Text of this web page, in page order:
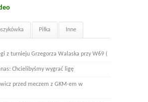
Piłka Inne
z turnieju Grzegorza Walaska przy W69 (
Chcielibyśmy wygrać ligę
przed meczem z GKM-em w